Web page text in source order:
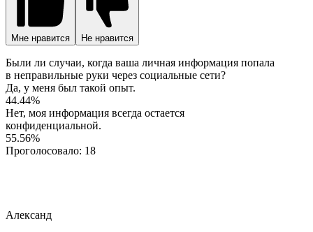
Мне нравится Не нравится
Были ли случаи, когда ваша личная информация попала
в неправильные руки через социальные сети?
Да, у меня был такой опыт.
44.44%
Нет, моя информация всегда остается
конфиденциальной.
55.56%
Проголосовало: 18
Александ